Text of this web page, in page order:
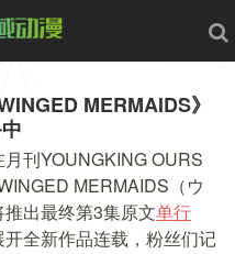
MERMAIDS》
刊YOUNGKING OURS
MERMAIDS（ウ
出最终第3集原文单行
全新作品连载，粉丝们记